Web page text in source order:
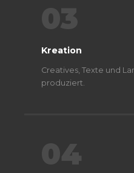
03
Kreation
Creatives, Texte und
produziert.
04